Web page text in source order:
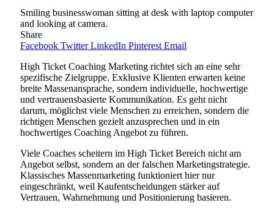
Smiling businesswoman sitting at desk with laptop computer
and looking at camera.
Share
Facebook Twitter LinkedIn Pinterest Email
High Ticket Coaching Marketing richtet sich an eine sehr
spezifische Zielgruppe. Exklusive Klienten erwarten keine
breite Massenansprache, sondern individuelle, hochwertige
und vertrauensbasierte Kommunikation. Es geht nicht
darum, möglichst viele Menschen zu erreichen, sondern die
richtigen Menschen gezielt anzusprechen und in ein
hochwertiges Coaching Angebot zu führen.
Viele Coaches scheitern im High Ticket Bereich nicht am
Angebot selbst, sondern an der falschen Marketingstrategie.
Klassisches Massenmarketing funktioniert hier nur
eingeschränkt, weil Kaufentscheidungen stärker auf
Vertrauen, Wahrnehmung und Positionierung basieren.